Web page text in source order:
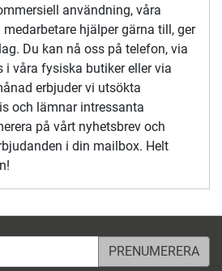
användning, våra
hjälper gärna till, ger
Du kan nå oss på telefon, via
i våra fysiska butiker eller via
erbjuder vi utsökta
och lämnar intressanta
på vårt nyhetsbrev och
i din mailbox. Helt